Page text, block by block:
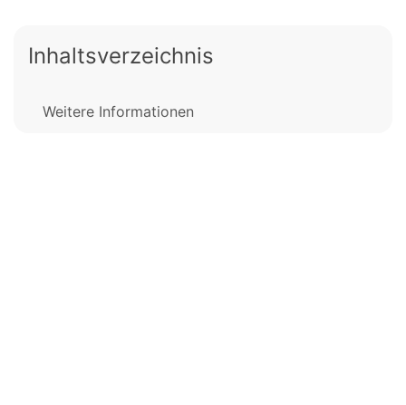
Inhaltsverzeichnis
Weitere Informationen